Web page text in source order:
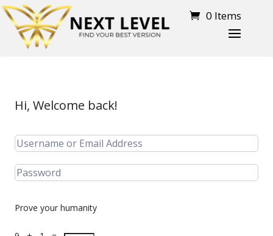
0 Items
Hi, Welcome back!
Prove your humanity